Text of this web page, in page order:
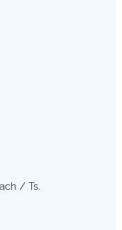
/ Ts.